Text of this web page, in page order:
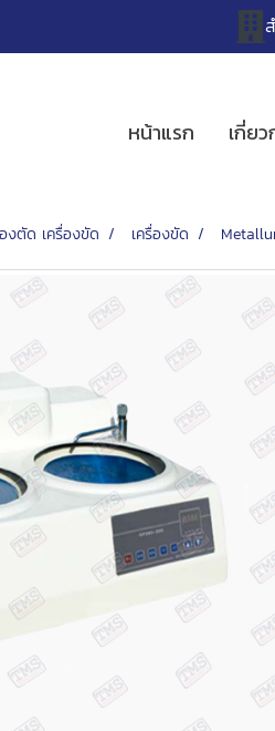
หน้าแรก เกี่ยว
งตัด เครื่องขัด เครื่องขัด